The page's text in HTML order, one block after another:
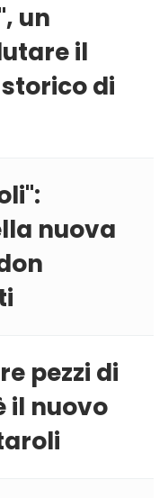
un
il
di
nuova
pezzi di
il nuovo